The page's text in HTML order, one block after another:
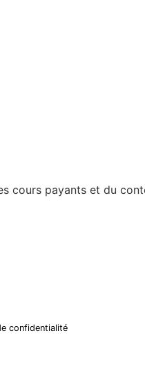
cours payants et du
confidentialité